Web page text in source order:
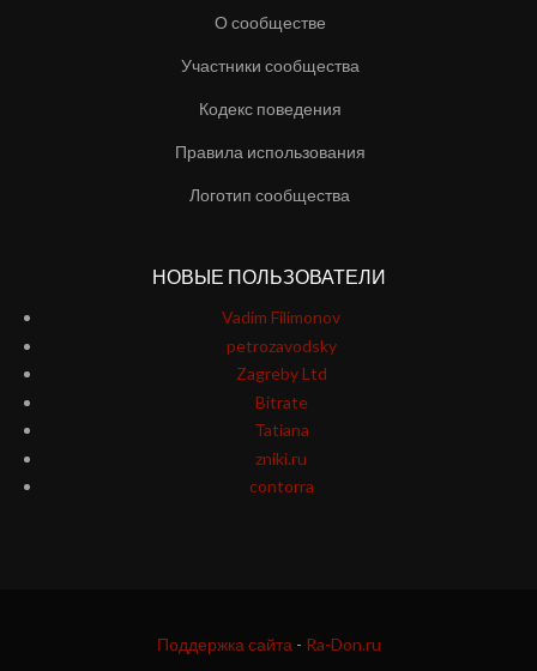
О сообществе
Участники сообщества
Кодекс поведения
Правила использования
Логотип сообщества
НОВЫЕ ПОЛЬЗОВАТЕЛИ
Vadim Filimonov
petrozavodsky
Zagreby Ltd
Bitrate
Tatiana
zniki.ru
contorra
Поддержка сайта - Ra-Don.ru